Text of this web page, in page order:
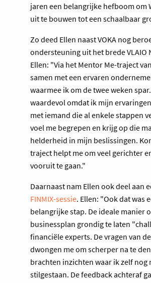
jaren een belangrijke hefboom om
uit te bouwen tot een schaalbaar
Zo deed Ellen naast VOKA nog
ondersteuning uit het brede VLAIO
Ellen: "Via het Mentor Me-traject
samen met een ervaren
waarmee ik om de twee weken
waardevol omdat ik mijn
met iemand die al enkele stappen
voel me begrepen en krijg op die
helderheid in mijn beslissingen.
traject helpt me om veel gerichter
vooruit te gaan."
Daarnaast nam Ellen ook deel aan
FINMIX-sessie. Ellen: "Ook dat was
belangrijke stap. De ideale manier
businessplan grondig te laten
financiële experts. De vragen van
dwongen me om scherper na te
brachten inzichten waar ik zelf nog
stilgestaan. De feedback achteraf